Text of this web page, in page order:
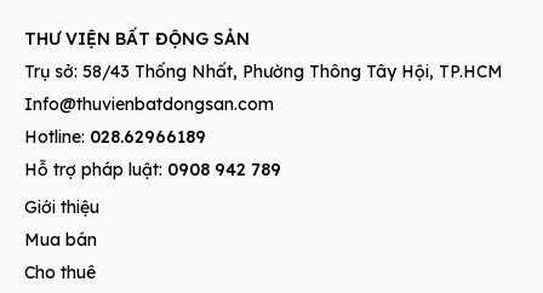
THƯ VIỆN BẤT ĐỘNG SẢN
Trụ sở: 58/43 Thống Nhất, Phường Thông Tây Hội, TP.HCM
Info@thuvienbatdongsan.com
Hotline: 028.62966189
Hỗ trợ pháp luật: 0908 942 789
Giới thiệu
Mua bán
Cho thuê